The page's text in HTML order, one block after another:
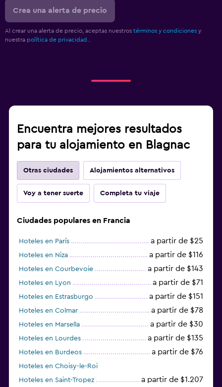
Crea una alerta de precio
Al crear una alerta de precio, aceptas nuestros términos y condiciones y
nuestra política de privacidad.
Encuentra mejores resultados
para tu alojamiento en Blagnac
Otras ciudades Alojamientos alternativos
Voy a tener suerte Completa tu viaje
Ciudades populares en Francia
Hoteles en París a partir de $25
Hoteles en Niza a partir de $116
Hoteles en Courbevoie a partir de $143
Hoteles en Lyon a partir de $71
Hoteles en Estrasburgo a partir de $151
Hoteles en Colmar a partir de $78
Hoteles en Marsella a partir de $30
Hoteles en Lourdes a partir de $135
Hoteles en Burdeos a partir de $76
Hoteles en Choisy-le-Roi
Hoteles en Saint-Tropez
a partir de $1.207